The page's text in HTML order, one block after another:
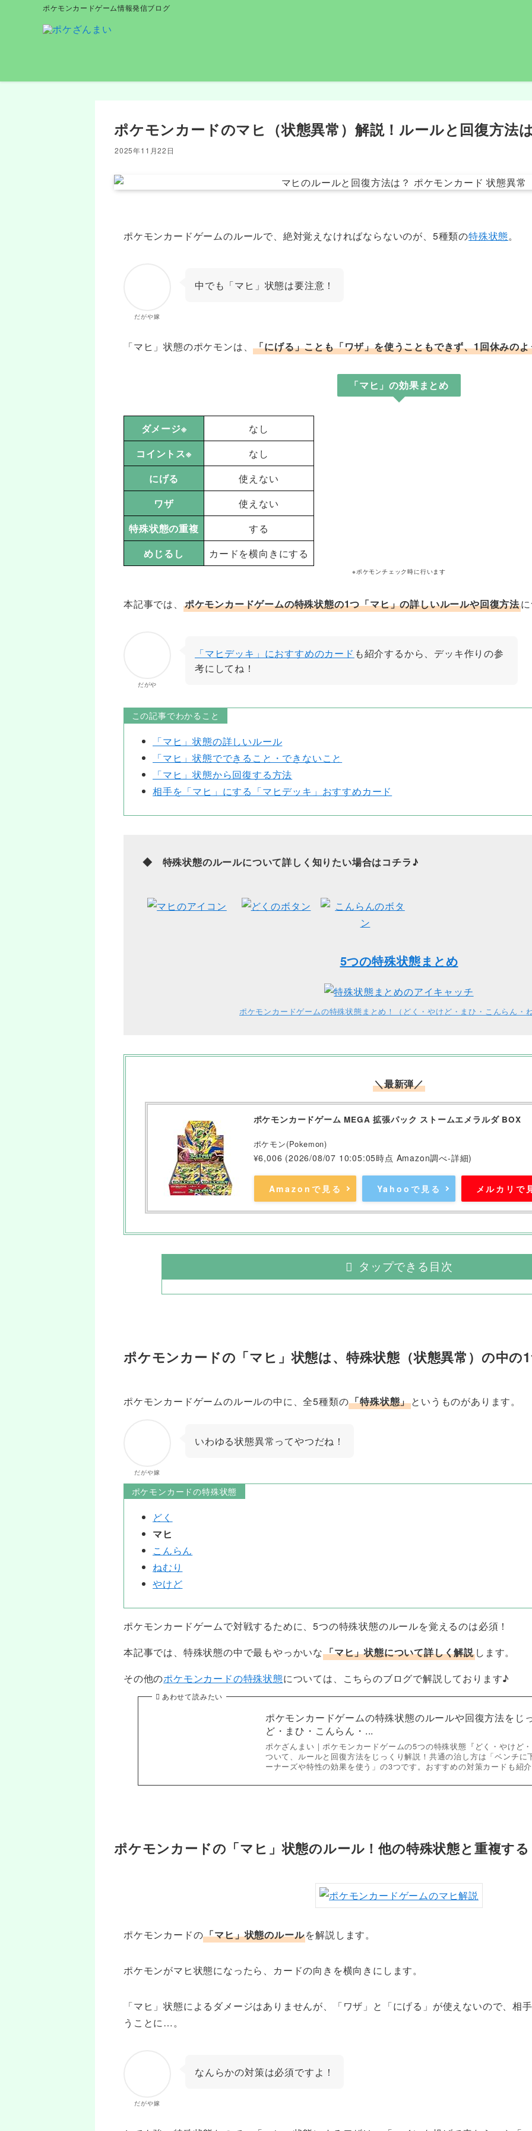
ポケモンカードゲーム情報発信ブログ
ポケモンカードのマヒ（状態異常）解説！ルールと回復方法
2025年11月22日
ポケモンカードゲームのルールで、絶対覚えなければならないのが、5種類の特殊状態。
だがや嫁
中でも「マヒ」状態は要注意！
「マヒ」状態のポケモンは、「にげる」ことも「ワザ」を使うこともできず、1回休みの
「マヒ」の効果まとめ
ダメージ※
なし
コイントス※
なし
にげる
使えない
ワザ
使えない
特殊状態の重複
する
めじるし
カードを横向きにする
※ポケモンチェック時に行います
本記事では、 ポケモンカードゲームの特殊状態の1つ「マヒ」の詳しいルールや回復方法
だがや
「マヒデッキ」におすすめのカード も紹介するから、デッキ作りの参
考にしてね！
この記事でわかること
「マヒ」状態の詳しいルール
「マヒ」状態でできること・できないこと
「マヒ」状態から回復する方法
相手を「マヒ」にする「マヒデッキ」おすすめカード
◆ 特殊状態のルールについて詳しく知りたい場合はコチラ♪
5つの特殊状態まとめ
ポケモンカードゲームの特殊状態まとめ！（どく・やけど・まひ・こんらん・
＼最新弾／
ポケモンカードゲーム MEGA 拡張パック ストームエメラルダ BOX
ポケモン(Pokemon)
¥6,006 (2026/08/07 10:05:05時点 Amazon調べ-詳細)
Amazonで見る Yahooで見る メルカリで
タップできる目次
ポケモンカードの「マヒ」状態は、特殊状態（状態異常）の中の
ポケモンカードゲームのルールの中に、全5種類の「特殊状態」というものがあります。
だがや嫁
いわゆる状態異常ってやつだね！
ポケモンカードの特殊状態
どく
マヒ
こんらん
ねむり
やけど
ポケモンカードゲームで対戦するために、5つの特殊状態のルールを覚えるのは必須！
本記事では、特殊状態の中で最もやっかいな「マヒ」状態について詳しく解説 します。
その他のポケモンカードの特殊状態については、こちらのブログで解説しております♪
あわせて読みたい
ポケモンカードゲームの特殊状態のルールや回復方法をじ
ど・まひ・こんらん・...
ポケざんまい｜ポケモンカードゲームの5つの特殊状態『どく・やけど
ついて、ルールと回復方法をじっくり解説！共通の治し方は「ベンチ
ーナーズや特性の効果を使う」の3つです。おすすめの対策カードも紹
ポケモンカードの「マヒ」状態のルール！他の特殊状態と重複す
ポケモンカードの「マヒ」状態のルールを解説します。
ポケモンがマヒ状態になったら、カードの向きを横向きにします。
「マヒ」状態によるダメージはありませんが、「ワザ」と「にげる」が使えないので、相
うことに…。
だがや嫁
なんらかの対策は必須ですよ！